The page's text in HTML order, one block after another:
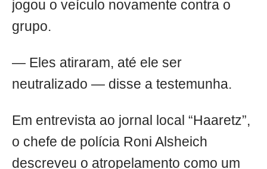
jogou o veículo novamente contra o
grupo.
— Eles atiraram, até ele ser
neutralizado — disse a testemunha.
Em entrevista ao jornal local “Haaretz”,
o chefe de polícia Roni Alsheich
descreveu o atropelamento como um